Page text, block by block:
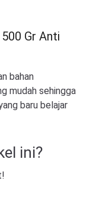
Gr Anti
bahan
mudah sehingga
baru belajar
ini?